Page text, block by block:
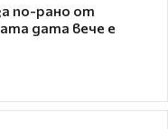
по-рано от
дата вече е